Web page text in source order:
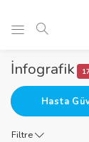
İnfografik
Hasta
Filtre